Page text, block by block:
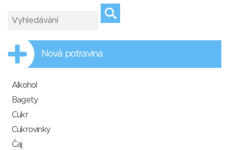
Nová potravina
Alkohol
Bagety
Cukr
Cukrovinky
Čaj